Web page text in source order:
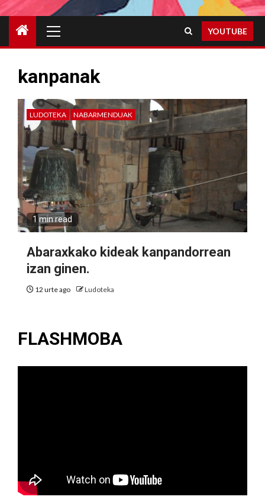
Menu
YOUTUBE
kanpanak
LUDOTEKA NABARMENDUAK
1 min read
Abaraxkako kideak kanpandorrean
izan ginen.
12 urte ago Ludoteka
FLASHMOBA